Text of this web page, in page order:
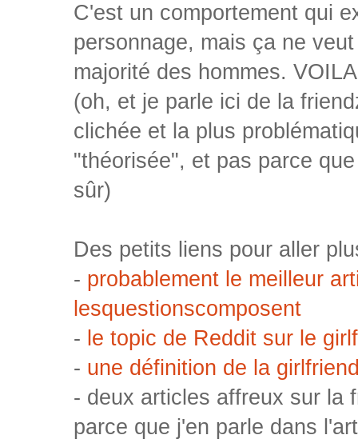
C'est un comportement qui
personnage, mais ça ne
majorité des hommes.
(oh, et je parle ici de la
clichée et la plus
"théorisée", et pas parce
sûr)
Des petits liens pour aller
- probablement le meilleur
lesquestionscomposent
- le topic de Reddit sur le
- une définition de la
- deux articles affreux sur la
parce que j'en parle dans